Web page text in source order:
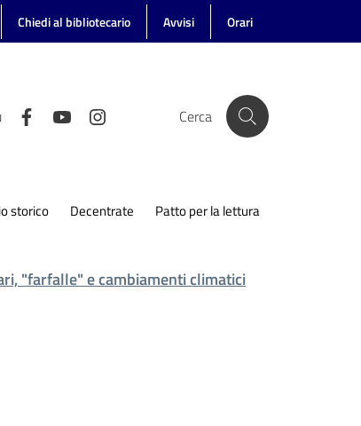
Chiedi al bibliotecario Avvisi Orari
Cerca
storico Decentrate Patto per la lettura
"farfalle" e cambiamenti climatici